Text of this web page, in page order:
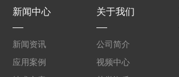
新闻中心
新闻资讯
应用案例
关于我们
公司简介
视频中心